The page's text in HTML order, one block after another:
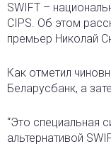
SWIFT –
CIPS. Об этом
премьер Николай
Как отметил
Беларусбанк, а
“Это специальная
альтернативой